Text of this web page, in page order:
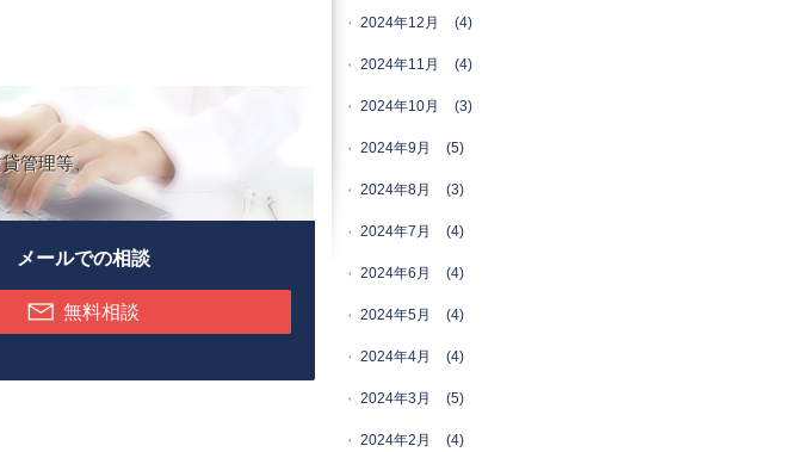
管理等、
メールでの相談
無料相談
2024年12月 (4)
2024年11月 (4)
2024年10月 (3)
2024年9月 (5)
2024年8月 (3)
2024年7月 (4)
2024年6月 (4)
2024年5月 (4)
2024年4月 (4)
2024年3月 (5)
2024年2月 (4)